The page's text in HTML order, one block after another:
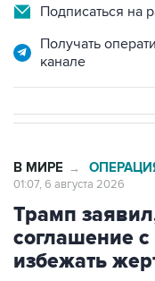
Подписаться на
Получать
канале
В МИРЕ →
01:07, 6 августа 2026
Трамп
соглашение
избежать